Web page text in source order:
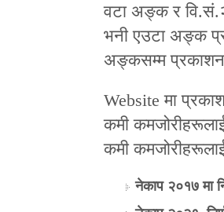
वटा अङ्क र
भनी एउटा अङ्क
अङ्कसम्म प्रकाशन
Website मा
कमी
कमी
नेकाप २०१७ मा